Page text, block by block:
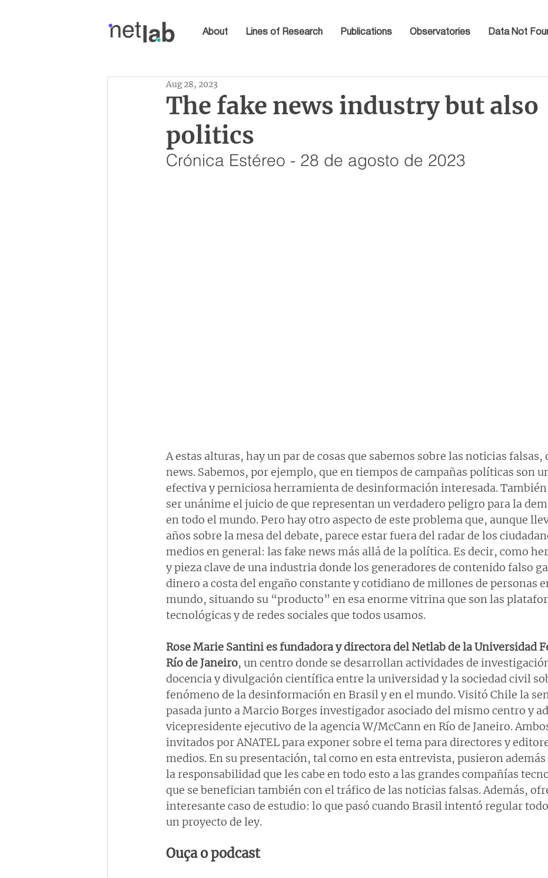
About Lines of Research Publications Observatories Data Not
The fake news industry but also
politics
Aug 28, 2023
Crónica Estéreo - 28 de agosto de 2023
A estas alturas, hay un par de cosas que sabemos sobre las noticias falsas,
news. Sabemos, por ejemplo, que en tiempos de campañas políticas son
efectiva y perniciosa herramienta de desinformación interesada. También
ser unánime el juicio de que representan un verdadero peligro para la
en todo el mundo. Pero hay otro aspecto de este problema que, aunque
años sobre la mesa del debate, parece estar fuera del radar de los
medios en general: las fake news más allá de la política. Es decir, como
y pieza clave de una industria donde los generadores de contenido falso
dinero a costa del engaño constante y cotidiano de millones de personas
mundo, situando su “producto” en esa enorme vitrina que son las
tecnológicas y de redes sociales que todos usamos.
Rose Marie Santini es fundadora y directora del Netlab de la Universidad
Río de Janeiro, un centro donde se desarrollan actividades de
docencia y divulgación científica entre la universidad y la sociedad civil
fenómeno de la desinformación en Brasil y en el mundo. Visitó Chile la
pasada junto a Marcio Borges investigador asociado del mismo centro y
vicepresidente ejecutivo de la agencia W/McCann en Río de Janeiro.
invitados por ANATEL para exponer sobre el tema para directores y
medios. En su presentación, tal como en esta entrevista, pusieron
la responsabilidad que les cabe en todo esto a las grandes compañías
que se benefician también con el tráfico de las noticias falsas. Además,
interesante caso de estudio: lo que pasó cuando Brasil intentó regular
un proyecto de ley.
Ouça o podcast